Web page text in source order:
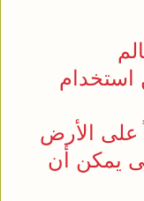
استخدام
يمكن أن